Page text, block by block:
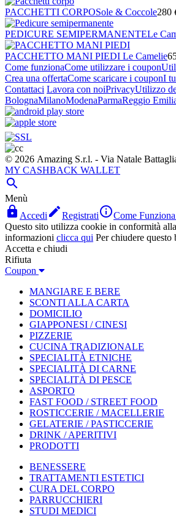
PACCHETTI CORPOSole & Coccole280
PEDICURE SEMIPERMANENTELe
PACCHETTO MANI PIEDI Le Camelie
Come funzionaCome utilizzare i coupon
Crea una offertaCome scaricare i couponI
Contattaci Lavora con noiPrivacyUtilizzo
BolognaMilanoModenaParmaReggio
© 2026 Amazing S.r.l. - Via Natale
MY CASHBACK WALLET

Menù
 Accedi RegistratiCome
Questo sito utilizza cookie in conformità
informazioni clicca qui Per chiudere questo
Accetta e chiudi
Rifiuta
Coupon
MANGIARE E BERE
SCONTI ALLA CARTA
DOMICILIO
GIAPPONESI / CINESI
PIZZERIE
CUCINA TRADIZIONALE
SPECIALITÀ ETNICHE
SPECIALITÀ DI CARNE
SPECIALITÀ DI PESCE
ASPORTO
FAST FOOD / STREET FOOD
ROSTICCERIE / MACELLERIE
GELATERIE / PASTICCERIE
DRINK / APERITIVI
PRODOTTI
BENESSERE
TRATTAMENTI ESTETICI
CURA DEL CORPO
PARRUCCHIERI
STUDI MEDICI